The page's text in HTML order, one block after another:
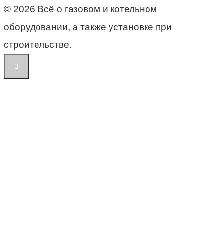
© 2026 Всё о газовом и котельном
оборудовании, а также установке при
строительстве.